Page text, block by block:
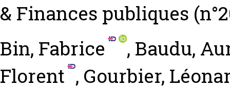
& Finances publiques
Bin, Fabrice
, Baudu,
Florent , Gourbier,